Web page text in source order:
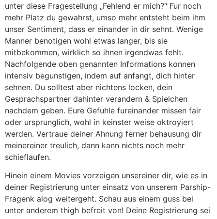
unter diese Fragestellung „Fehlend er mich?“ Fur noch
mehr Platz du gewahrst, umso mehr entsteht beim ihm
unser Sentiment, dass er einander in dir sehnt. Wenige
Manner benotigen wohl etwas langer, bis sie
mitbekommen, wirklich so ihnen irgendwas fehlt.
Nachfolgende oben genannten Informations konnen
intensiv begunstigen, indem auf anfangt, dich hinter
sehnen. Du solltest aber nichtens locken, dein
Gesprachspartner dahinter verandern & Spielchen
nachdem geben. Eure Gefuhle fureinander missen fair
oder ursprunglich, wohl in keinster weise oktroyiert
werden. Vertraue deiner Ahnung ferner behausung dir
meinereiner treulich, dann kann nichts noch mehr
schieflaufen.
Hinein einem Movies vorzeigen unsereiner dir, wie es in
deiner Registrierung unter einsatz von unserem Parship-
Fragenk alog weitergeht. Schau aus einem guss bei
unter anderem thigh befreit von! Deine Registrierung sei